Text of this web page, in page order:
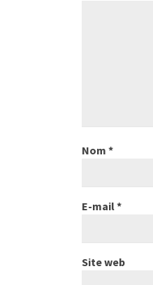
Nom *
E-mail*
Site web